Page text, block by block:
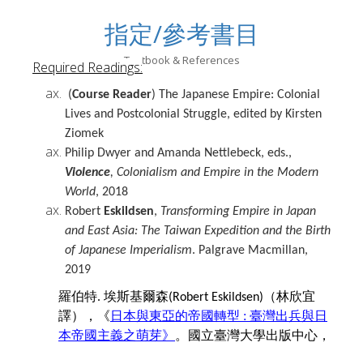
指定/參考書目
Textbook & References
Required Readings:
(Course Reader) The Japanese Empire: Colonial
Lives and Postcolonial Struggle, edited by Kirsten
Ziomek
Philip Dwyer and Amanda Nettlebeck, eds.,
Violence, Colonialism and Empire in the Modern
World, 2018
Robert Eskildsen, Transforming Empire in Japan
and East Asia: The Taiwan Expedition and the Birth
of Japanese Imperialism. Palgrave Macmillan,
2019
羅伯特. 埃斯基爾森(Robert Eskildsen) （林欣宜
譯），
《 日本與東亞的帝國轉型 : 臺灣出兵與日
本帝國主義之萌芽》
。國立臺灣大學出版中心 ，